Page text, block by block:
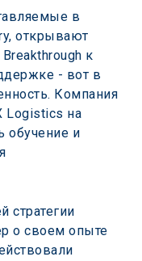
в
открывают
к
- вот в
Компания
Logistics на
обучение и
стратегии
о своем опыте